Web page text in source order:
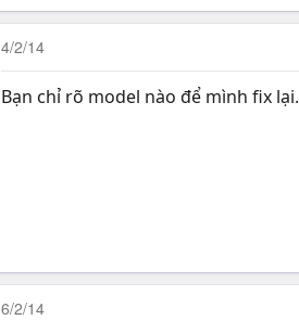
4/2/14
Bạn chỉ rõ model nào để mình fix lại.
6/2/14